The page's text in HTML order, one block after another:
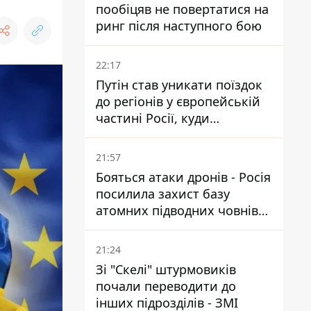
пообіцяв не повертатися на
ринг після наступного бою
22:17
Путін став уникати поїздок
до регіонів у європейській
частині Росії, куди
регулярно долітають дрони
21:57
Бояться атаки дронів - Росія
посилила захист базу
атомних підводних човнів
за 7400 км від України
21:24
Зі "Скелі" штурмовиків
почали переводити до
інших підрозділів - ЗМІ